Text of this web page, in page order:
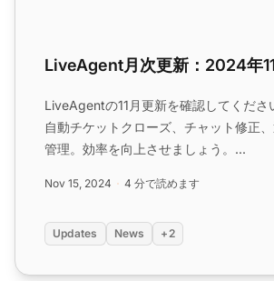
LiveAgent月次更新：2024年
LiveAgentの11月更新を確認してくださ
自動チケットクローズ、チャット修正
管理。効率を向上させましょう。...
Nov 15, 2024 4 分で読めます
Updates News +2